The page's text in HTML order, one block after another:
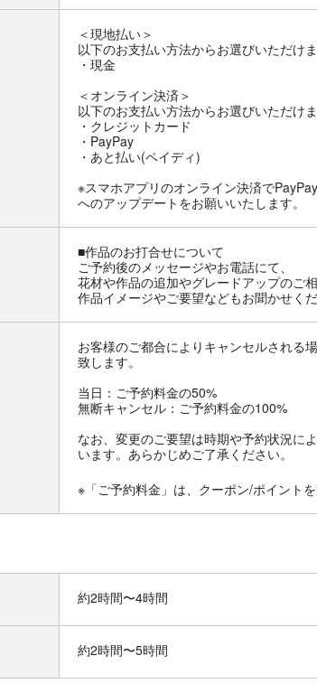
＜現地払い＞
以下のお支払い方法からお選びいただけま
・現金
＜オンライン決済＞
以下のお支払い方法からお選びいただけま
・クレジットカード
・PayPay
・あと払い(ペイディ)
※スマホアプリのオンライン決済で
へのアップデートをお願いいたします。
■作品のお打合せについて
ご予約後のメッセージやお電話にて、
花材や作品の追加やグレードアップのご
作品イメージやご要望などもお聞かせくだ
お客様のご都合によりキャンセルされる
致します。
当日：ご予約料金の50%
無断キャンセル：ご予約料金の100%
なお、変更のご要望は時期や予約状況に
います。あらかじめご了承ください。
※「ご予約料金」は、クーポン/ポイントを
約2時間〜4時間
約2時間〜5時間